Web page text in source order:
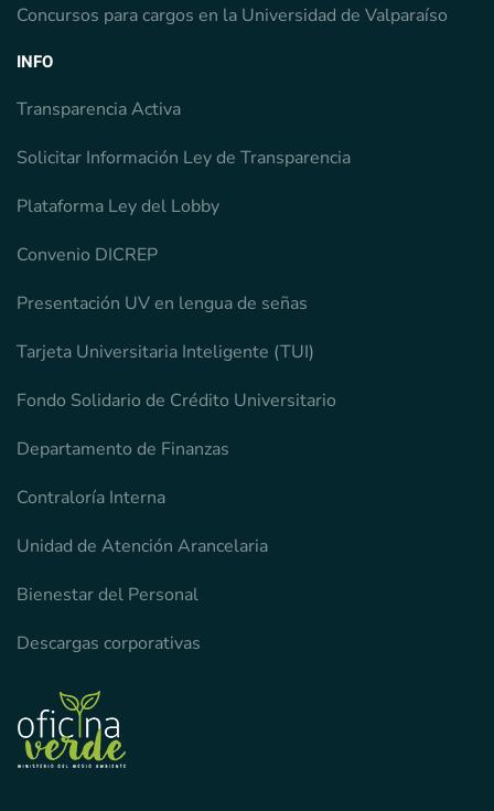
Concursos para cargos en la Universidad de Valparaíso
INFO
Transparencia Activa
Solicitar Información Ley de Transparencia
Plataforma Ley del Lobby
Convenio DICREP
Presentación UV en lengua de señas
Tarjeta Universitaria Inteligente (TUI)
Fondo Solidario de Crédito Universitario
Departamento de Finanzas
Contraloría Interna
Unidad de Atención Arancelaria
Bienestar del Personal
Descargas corporativas